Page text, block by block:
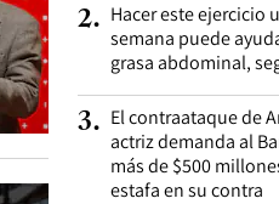
2. Hacer este ejercicio
semana puede
grasa abdominal,
3. El contraataque de
actriz demanda al
más de $500
estafa en su contra